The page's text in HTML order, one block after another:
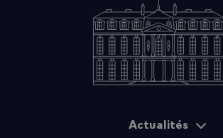
Actualités